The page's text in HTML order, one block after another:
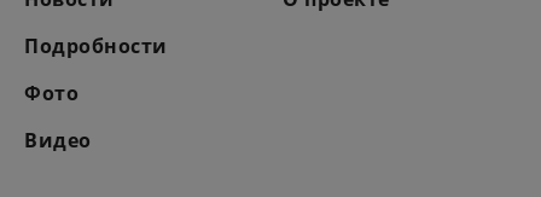
Подробности
Фото
Видео